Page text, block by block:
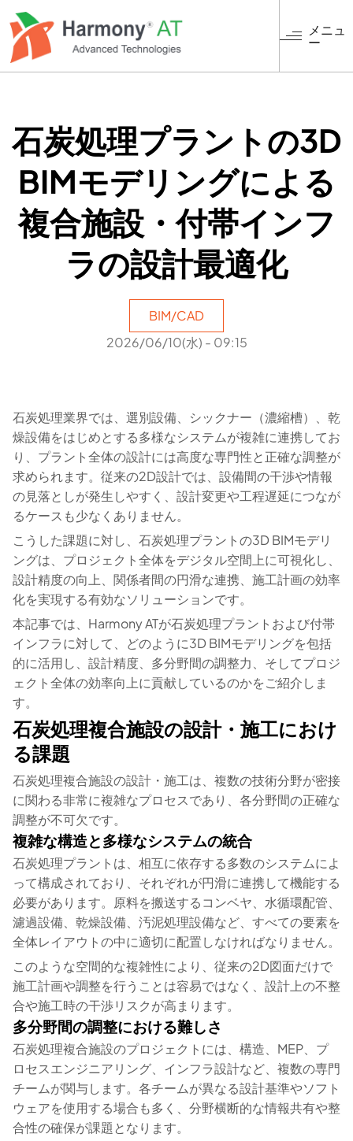
イ
コ
に
メニュ
ー
石炭処理プラントの3D
BIMモデリングによる
複合施設・付帯インフ
ラの設計最適化
BIM/CAD
2026/06/10(水) - 09:15
石炭処理業界では、選別設備、シックナー（濃縮槽）、乾
燥設備をはじめとする多様なシステムが複雑に連携してお
り、プラント全体の設計には高度な専門性と正確な調整が
求められます。従来の2D設計では、設備間の干渉や情報
の見落としが発生しやすく、設計変更や工程遅延につなが
るケースも少なくありません。
こうした課題に対し、石炭処理プラントの3D BIMモデリ
ングは、プロジェクト全体をデジタル空間上に可視化し、
設計精度の向上、関係者間の円滑な連携、施工計画の効率
化を実現する有効なソリューションです。
本記事では、Harmony ATが石炭処理プラントおよび付帯
インフラに対して、どのように3D BIMモデリングを包括
的に活用し、設計精度、多分野間の調整力、そしてプロジ
ェクト全体の効率向上に貢献しているのかをご紹介しま
す。
石炭処理複合施設の設計・施工におけ
る課題
石炭処理複合施設の設計・施工は、複数の技術分野が密接
に関わる非常に複雑なプロセスであり、各分野間の正確な
調整が不可欠です。
複雑な構造と多様なシステムの統合
石炭処理プラントは、相互に依存する多数のシステムによ
って構成されており、それぞれが円滑に連携して機能する
必要があります。原料を搬送するコンベヤ、水循環配管、
濾過設備、乾燥設備、汚泥処理設備など、すべての要素を
全体レイアウトの中に適切に配置しなければなりません。
このような空間的な複雑性により、従来の2D図面だけで
施工計画や調整を行うことは容易ではなく、設計上の不整
合や施工時の干渉リスクが高まります。
多分野間の調整における難しさ
石炭処理複合施設のプロジェクトには、構造、MEP、プ
ロセスエンジニアリング、インフラ設計など、複数の専門
チームが関与します。各チームが異なる設計基準やソフト
ウェアを使用する場合も多く、分野横断的な情報共有や整
合性の確保が課題となります。